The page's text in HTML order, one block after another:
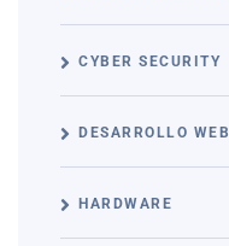
CYBER SECURITY
DESARROLLO WEB
HARDWARE